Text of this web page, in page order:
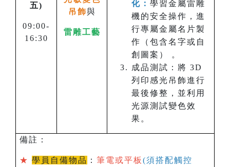
五)
09:00-
16:30
吊飾與
雷雕工藝
化： 學習金屬雷雕
機的安全操作，進
行專屬金屬名片製
作（包含名字或自
創圖案） 。
成品測試：將 3D
列印感光吊飾進行
最後修整，並利用
光源測試變色效
果。
備註：
★ 學員自備物品 ： 筆電或平板 (須搭配觸控